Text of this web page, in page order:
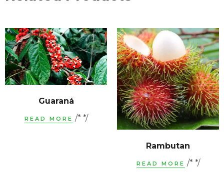
Guaraná
READ MORE /* */
Rambutan
READ MORE /* */